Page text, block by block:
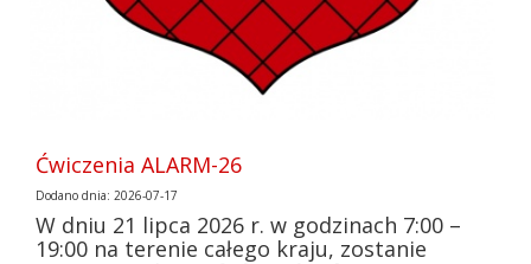
Ćwiczenia ALARM-26
Dodano dnia: 2026-07-17
W dniu 21 lipca 2026 r. w godzinach 7:00 –
19:00 na terenie całego kraju, zostanie